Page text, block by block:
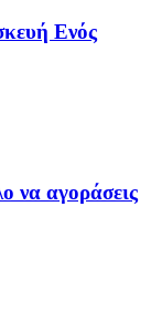
Ενός
να αγοράσεις